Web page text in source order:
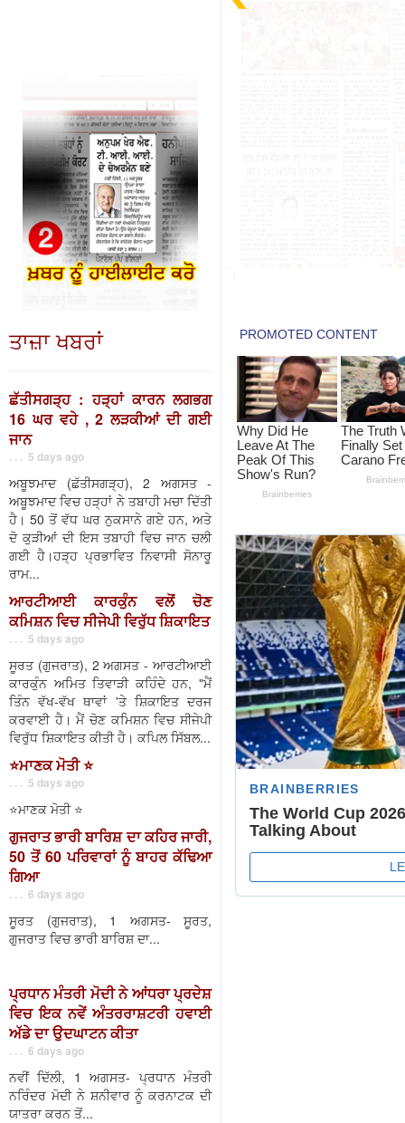
ਤਾਜ਼ਾ ਖਬਰਾਂ
ਛੱਤੀਸਗੜ੍ਹ : ਹੜ੍ਹਾਂ ਕਾਰਨ ਲਗਭਗ
16 ਘਰ ਵਹੇ , 2 ਲੜਕੀਆਂ ਦੀ ਗਈ
ਜਾਨ
. . . 5 days ago
ਅਬੂਝਮਾਦ (ਛੱਤੀਸਗੜ੍ਹ), 2 ਅਗਸਤ -
ਅਬੂਝਮਾਦ ਵਿਚ ਹੜ੍ਹਾਂ ਨੇ ਤਬਾਹੀ ਮਚਾ ਦਿੱਤੀ
ਹੈ। 50 ਤੋਂ ਵੱਧ ਘਰ ਨੁਕਸਾਨੇ ਗਏ ਹਨ, ਅਤੇ
ਦੋ ਕੁੜੀਆਂ ਦੀ ਇਸ ਤਬਾਹੀ ਵਿਚ ਜਾਨ ਚਲੀ
ਗਈ ਹੈ।ਹੜ੍ਹ ਪ੍ਰਭਾਵਿਤ ਨਿਵਾਸੀ ਸੋਨਾਰੂ
ਰਾਮ...
ਆਰਟੀਆਈ ਕਾਰਕੁੰਨ ਵਲੋਂ ਚੋਣ
ਕਮਿਸ਼ਨ ਵਿਚ ਸੀਜੇਪੀ ਵਿਰੁੱਧ ਸ਼ਿਕਾਇਤ
. . . 5 days ago
ਸੂਰਤ (ਗੁਜਰਾਤ), 2 ਅਗਸਤ - ਆਰਟੀਆਈ
ਕਾਰਕੁੰਨ ਅਮਿਤ ਤਿਵਾੜੀ ਕਹਿੰਦੇ ਹਨ, "ਮੈਂ
ਤਿੰਨ ਵੱਖ-ਵੱਖ ਥਾਵਾਂ 'ਤੇ ਸ਼ਿਕਾਇਤ ਦਰਜ
ਕਰਵਾਈ ਹੈ। ਮੈਂ ਚੋਣ ਕਮਿਸ਼ਨ ਵਿਚ ਸੀਜੇਪੀ
ਵਿਰੁੱਧ ਸ਼ਿਕਾਇਤ ਕੀਤੀ ਹੈ। ਕਪਿਲ ਸਿੱਬਲ...
⭐️ਮਾਣਕ ਮੋਤੀ ⭐️
. . . 5 days ago
⭐️ਮਾਣਕ ਮੋਤੀ ⭐️
ਗੁਜਰਾਤ ਭਾਰੀ ਬਾਰਿਸ਼ ਦਾ ਕਹਿਰ ਜਾਰੀ,
50 ਤੋਂ 60 ਪਰਿਵਾਰਾਂ ਨੂੰ ਬਾਹਰ ਕੱਢਿਆ
ਗਿਆ
. . . 6 days ago
ਸੂਰਤ (ਗੁਜਰਾਤ), 1 ਅਗਸਤ- ਸੂਰਤ,
ਗੁਜਰਾਤ ਵਿਚ ਭਾਰੀ ਬਾਰਿਸ਼ ਦਾ...
ਪ੍ਰਧਾਨ ਮੰਤਰੀ ਮੋਦੀ ਨੇ ਆਂਧਰਾ ਪ੍ਰਦੇਸ਼
ਵਿਚ ਇਕ ਨਵੇਂ ਅੰਤਰਰਾਸ਼ਟਰੀ ਹਵਾਈ
ਅੱਡੇ ਦਾ ਉਦਘਾਟਨ ਕੀਤਾ
. . . 6 days ago
ਨਵੀਂ ਦਿੱਲੀ, 1 ਅਗਸਤ- ਪ੍ਰਧਾਨ ਮੰਤਰੀ
ਨਰਿੰਦਰ ਮੋਦੀ ਨੇ ਸ਼ਨੀਵਾਰ ਨੂੰ ਕਰਨਾਟਕ ਦੀ
ਯਾਤਰਾ ਕਰਨ ਤੋਂ...